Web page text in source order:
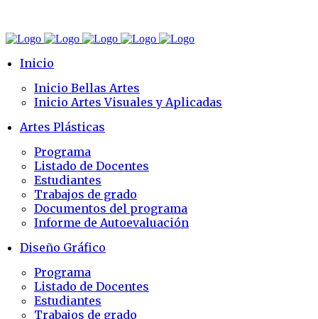
Inicio
Inicio Bellas Artes
Inicio Artes Visuales y Aplicadas
Artes Plásticas
Programa
Listado de Docentes
Estudiantes
Trabajos de grado
Documentos del programa
Informe de Autoevaluación
Diseño Gráfico
Programa
Listado de Docentes
Estudiantes
Trabajos de grado